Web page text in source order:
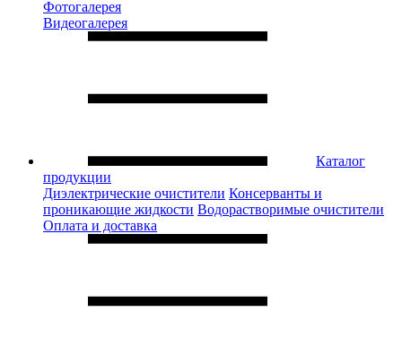
Фотогалерея
Видеогалерея
Каталог
продукции
Диэлектрические очистители Консерванты и
проникающие жидкости Водорастворимые очистители
Оплата и доставка